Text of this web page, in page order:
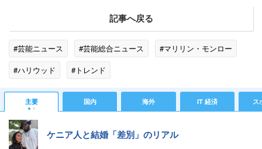
記事へ戻る
#芸能ニュース #芸能総合ニュース
#マリリン・モンロー
#ハリウッド
#トレンド
主要 国内 海外 IT 経済 ス
ケニア人と結婚「差別」のリアル